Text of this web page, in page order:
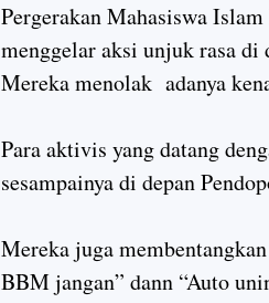
Pergerakan Mahasiswa
menggelar aksi unjuk rasa di
Mereka menolak adanya
Para aktivis yang datang
sesampainya di depan
Mereka juga
BBM jangan” dann “Auto